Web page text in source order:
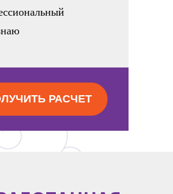
РАСЧЕТ